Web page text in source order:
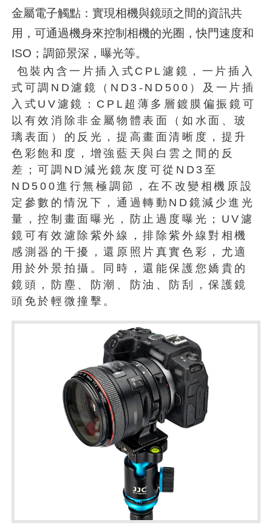
金屬電子觸點：實現相機與鏡頭之間的資訊共
用，可通過機身來控制相機的光圈，快門速度和
ISO；調節景深，曝光等。
包裝內含一片插入式CPL濾鏡，一片插入
式可調ND濾鏡（ND3-ND500）及一片插
入式UV濾鏡：CPL超薄多層鍍膜偏振鏡可
以有效消除非金屬物體表面（如水面、玻
璃表面）的反光，提高畫面清晰度，提升
色彩飽和度，增強藍天與白雲之間的反
差；可調ND減光鏡灰度可從ND3至
ND500進行無極調節，在不改變相機原設
定參數的情況下，通過轉動ND鏡減少進光
量，控制畫面曝光，防止過度曝光；UV濾
鏡可有效濾除紫外線，排除紫外線對相機
感測器的干擾，還原照片真實色彩，尤適
用於外景拍攝。同時，還能保護您嬌貴的
鏡頭，防塵、防潮、防油、防刮，保護鏡
頭免於輕微撞擊。